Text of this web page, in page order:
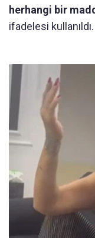
herhangi bir
ifadelesi kullanıldı.